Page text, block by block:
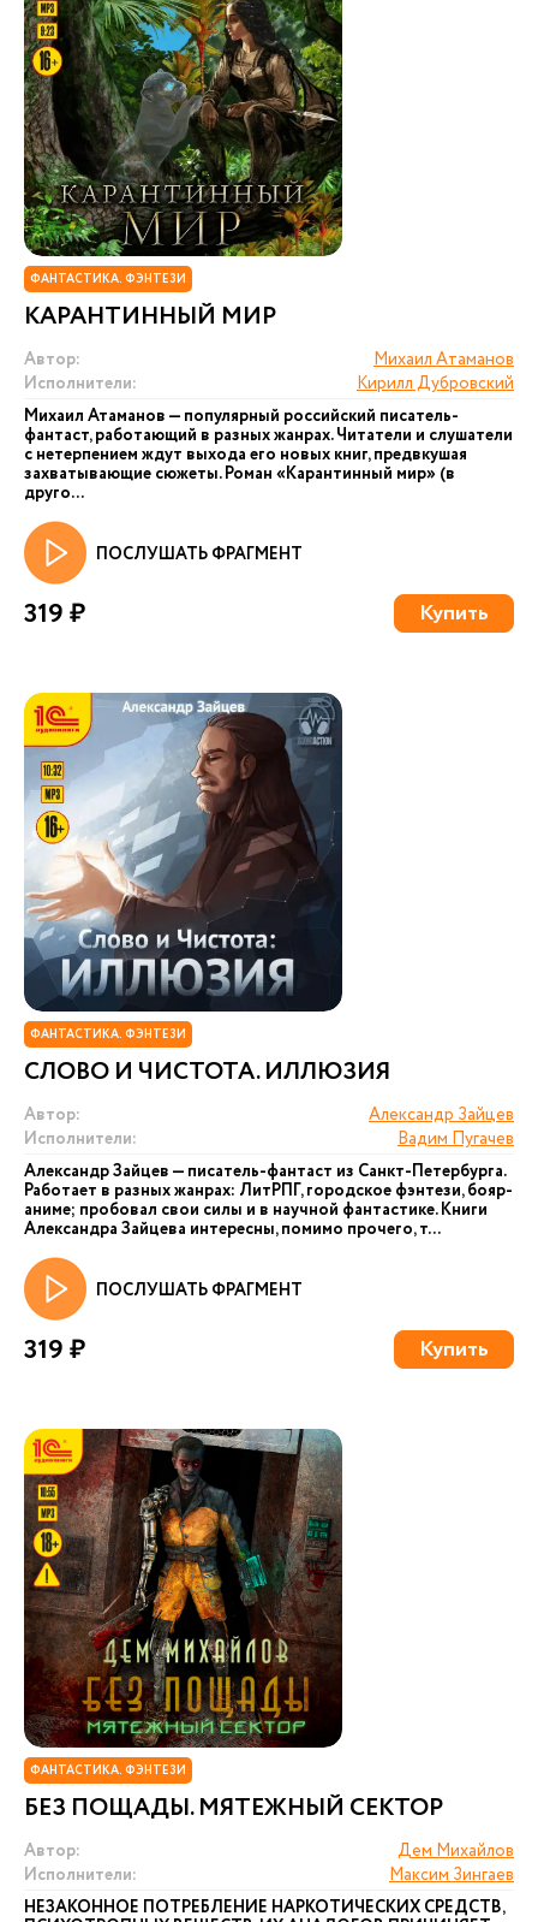
ФАНТАСТИКА. ФЭНТЕЗИ
КАРАНТИННЫЙ МИР
Автор:
Михаил Атаманов
Исполнители:
Кирилл Дубровский
Михаил Атаманов — популярный российский писатель-
фантаст, работающий в разных жанрах. Читатели и слушатели
с нетерпением ждут выхода его новых книг, предвкушая
захватывающие сюжеты. Роман «Карантинный мир» (в
друго...
ПОСЛУШАТЬ ФРАГМЕНТ
319 ₽ Купить
ФАНТАСТИКА. ФЭНТЕЗИ
СЛОВО И ЧИСТОТА. ИЛЛЮЗИЯ
Автор:
Александр Зайцев
Исполнители:
Вадим Пугачев
Александр Зайцев — писатель-фантаст из Санкт-Петербурга.
Работает в разных жанрах: ЛитРПГ, городское фэнтези, бояр-
аниме; пробовал свои силы и в научной фантастике. Книги
Александра Зайцева интересны, помимо прочего, т...
ПОСЛУШАТЬ ФРАГМЕНТ
319 ₽ Купить
ФАНТАСТИКА. ФЭНТЕЗИ
БЕЗ ПОЩАДЫ. МЯТЕЖНЫЙ СЕКТОР
Автор:
Дем Михайлов
Исполнители:
Максим Зингаев
НЕЗАКОННОЕ ПОТРЕБЛЕНИЕ НАРКОТИЧЕСКИХ СРЕДСТВ,